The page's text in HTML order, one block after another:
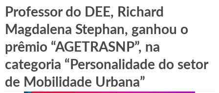
Professor do DEE, Richard
Magdalena Stephan, ganhou o
prêmio “AGETRASNP”, na
categoria “Personalidade do setor
de Mobilidade Urbana”